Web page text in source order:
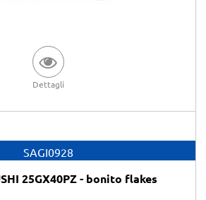
Dettagli
SAGI0928
25GX40PZ - bonito flakes